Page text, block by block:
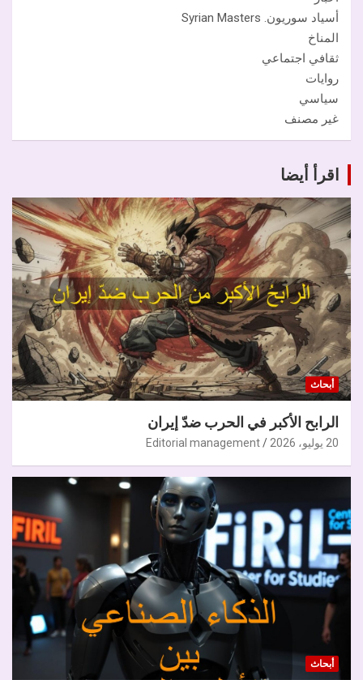
أسياد سوريون. Syrian Masters
المناخ
ثقافي اجتماعي
روايات
سياسي
غير مصنف
اقرأ أيضا
أبحاث
الرابح الأكبر في الحرب ضدّ إيران
20 يوليو، 2026 Editorial management
أبحاث